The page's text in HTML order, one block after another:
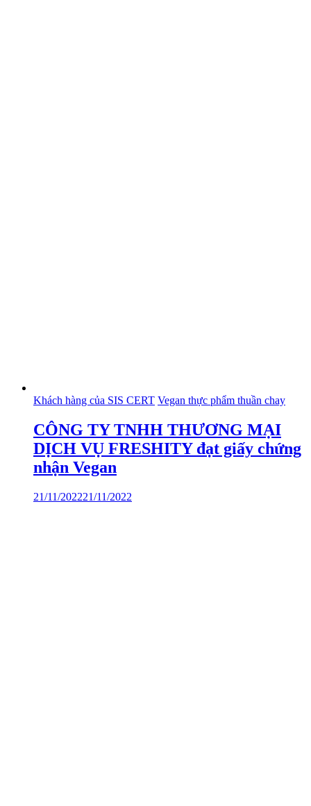
Khách hàng của SIS CERT Vegan thực phẩm thuần chay
CÔNG TY TNHH THƯƠNG MẠI
DỊCH VỤ FRESHITY đạt giấy chứng
nhận Vegan
21/11/202221/11/2022